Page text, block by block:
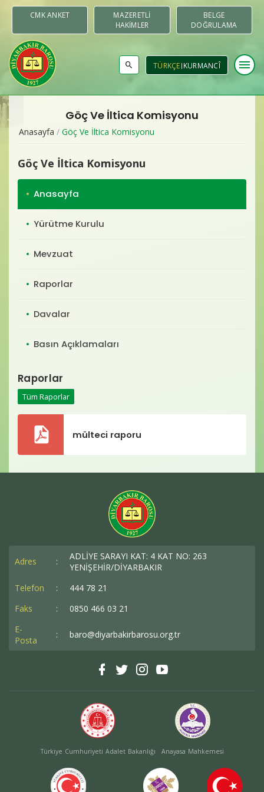
CMK ANKET
MAZERETLI
HAKIMLER
BELGE
DOĞRULAMA
TÜRKÇE KURMANCÎ menu
Baromuz
Raporlar
Duyurular
Göç Ve İltica Komisyonu
Anasayfa / Göç Ve İltica Komisyonu
Göç Ve İltica Komisyonu
Anasayfa
Yürütme Kurulu
Mevzuat
Raporlar
Davalar
Basın Açıklamaları
Raporlar
Tüm Raporlar
mülteci raporu
Adres :
ADLİYE SARAYI KAT: 4 KAT NO: 263
YENİŞEHİR/DİYARBAKIR
Telefon
:
444 78 21
Faks
:
0850 466 03 21
E-
Posta
: baro@diyarbakirbarosu.org.tr
Türkiye Cumhuriyeti Adalet Bakanlığı Anayasa Mahkemesi